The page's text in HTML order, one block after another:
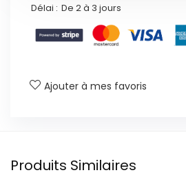
Délai : De 2 à 3 jours
Ajouter à mes favoris
Produits Similaires